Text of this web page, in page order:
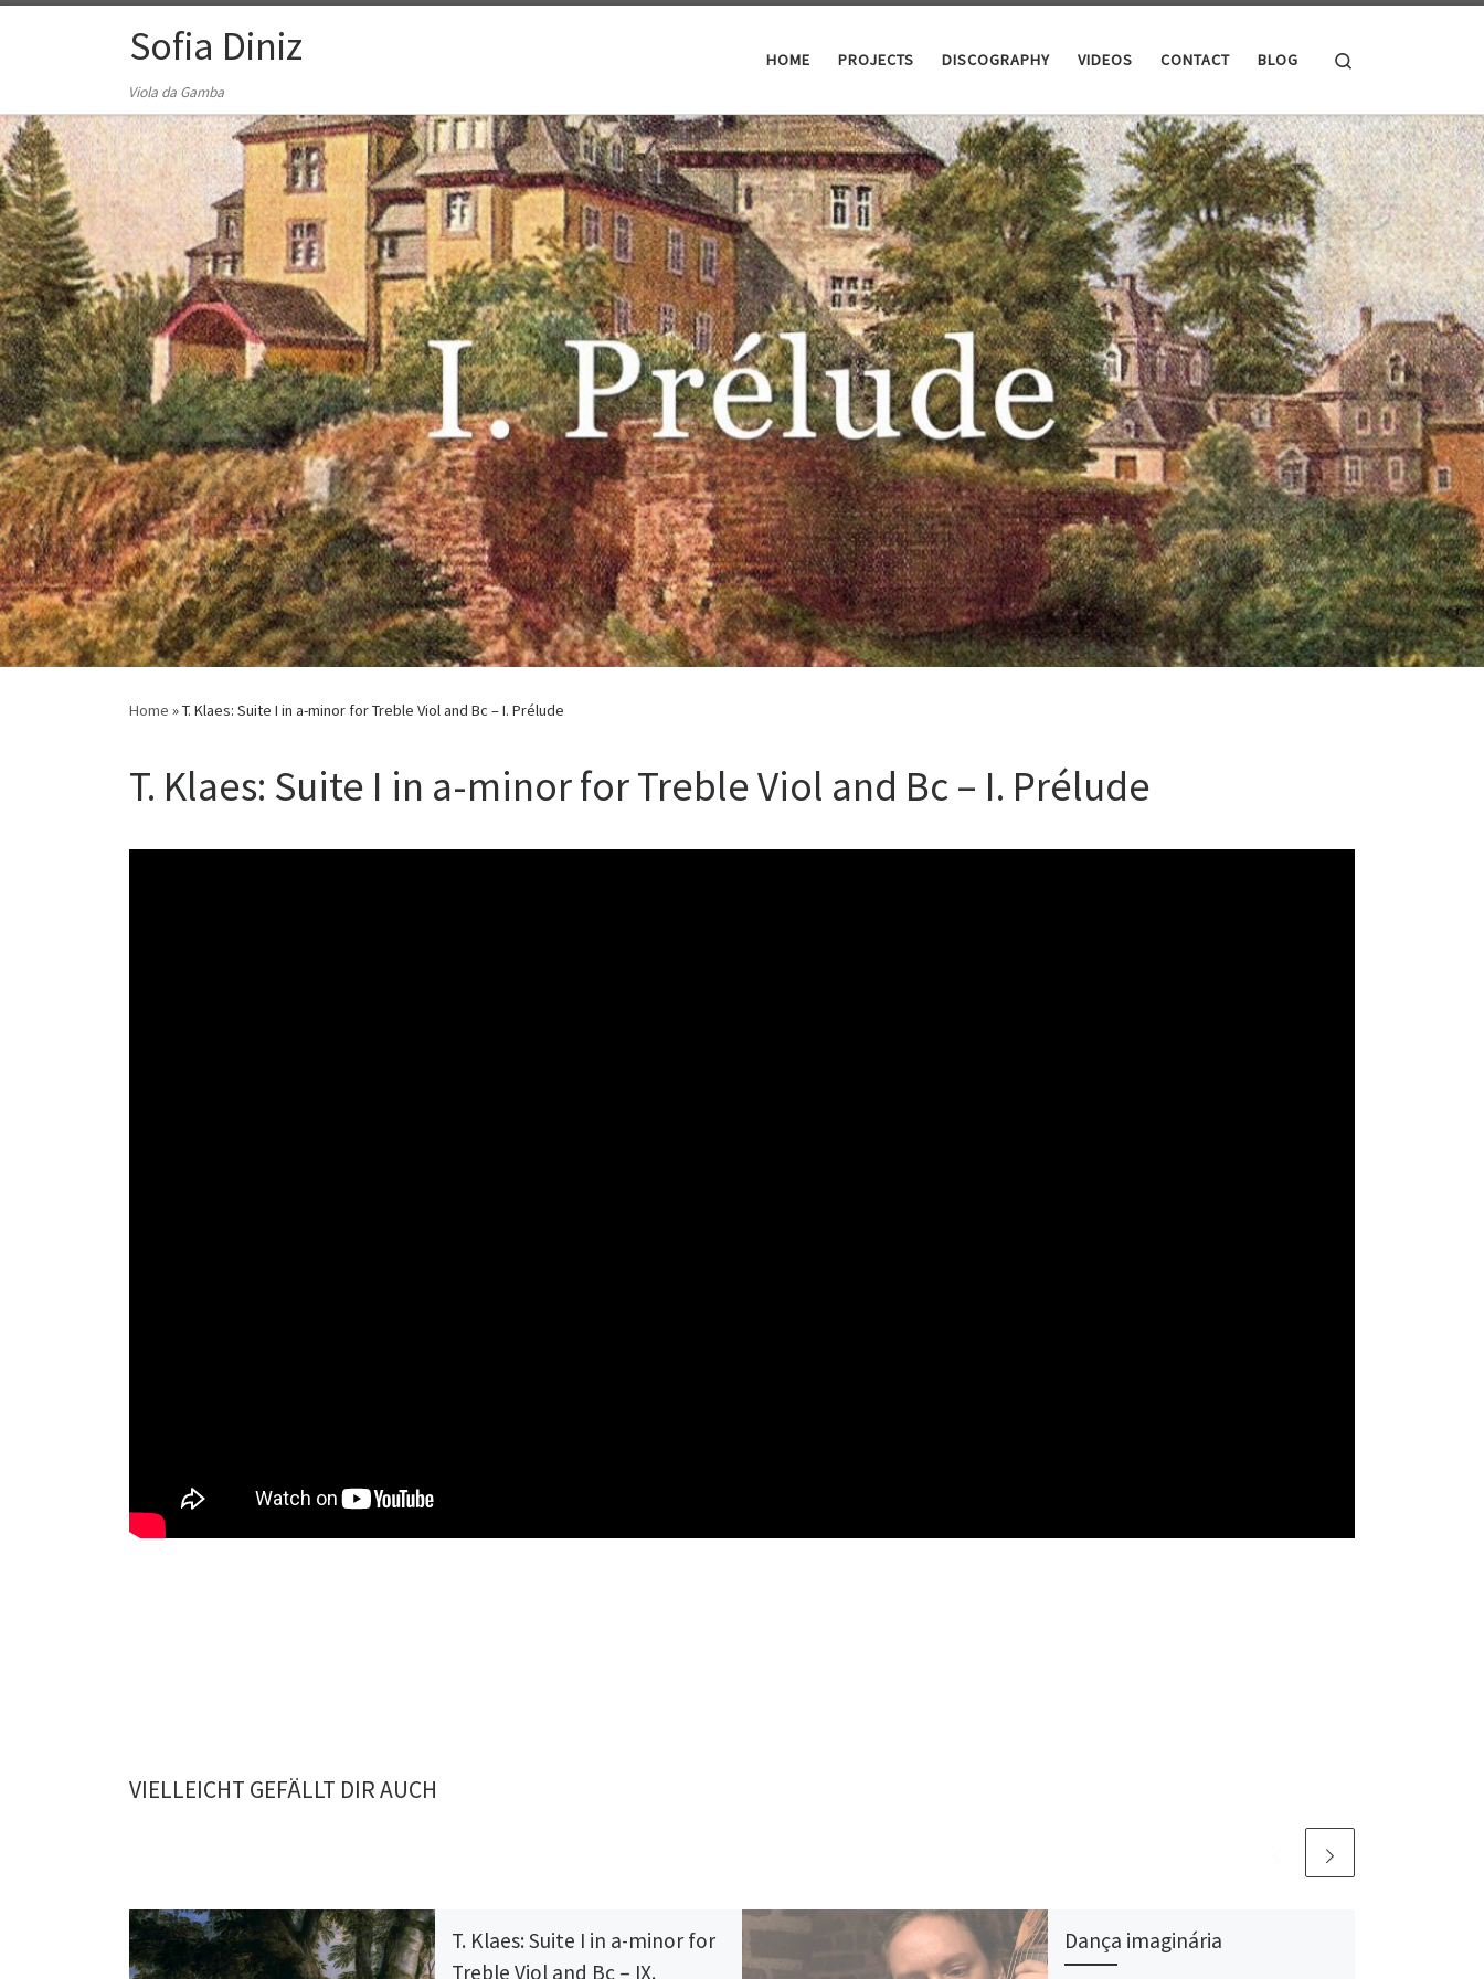
Zum Inhalt springenSofia Diniz
Viola da Gamba
HOME PROJECTS DISCOGRAPHY VIDEOS CONTACT BLOG
Home »T. Klaes: Suite I in a-minor for Treble Viol and Bc – I. Prélude
T. Klaes: Suite I in a-minor for Treble Viol and Bc – I. Prélude
VIELLEICHT GEFÄLLT DIR AUCH
T. Klaes: Suite I in a-minor for
Treble Viol and Bc – IX.
Dança imaginária